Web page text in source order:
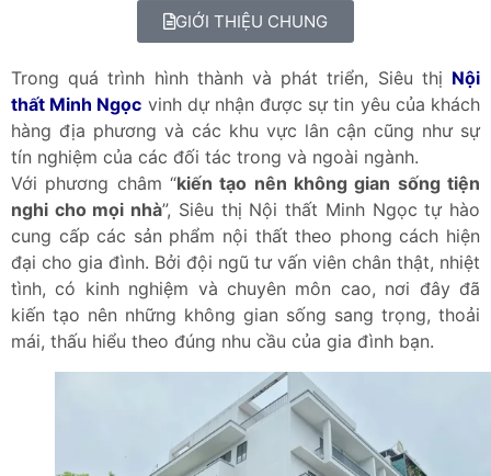
GIỚI THIỆU CHUNG
Trong quá trình hình thành và phát triển, Siêu thị Nội
thất Minh Ngọc vinh dự nhận được sự tin yêu của khách
hàng địa phương và các khu vực lân cận cũng như sự
tín nghiệm của các đối tác trong và ngoài ngành.
Với phương châm “kiến tạo nên không gian sống tiện
nghi cho mọi nhà”, Siêu thị Nội thất Minh Ngọc tự hào
cung cấp các sản phẩm nội thất theo phong cách hiện
đại cho gia đình. Bởi đội ngũ tư vấn viên chân thật, nhiệt
tình, có kinh nghiệm và chuyên môn cao, nơi đây đã
kiến tạo nên những không gian sống sang trọng, thoải
mái, thấu hiểu theo đúng nhu cầu của gia đình bạn.